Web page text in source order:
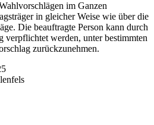
im Ganzen
in gleicher Weise wie über die
Die beauftragte Person kann durch
verpflichtet werden, unter bestimmten
zurückzunehmen.
Stadt Wallenfels